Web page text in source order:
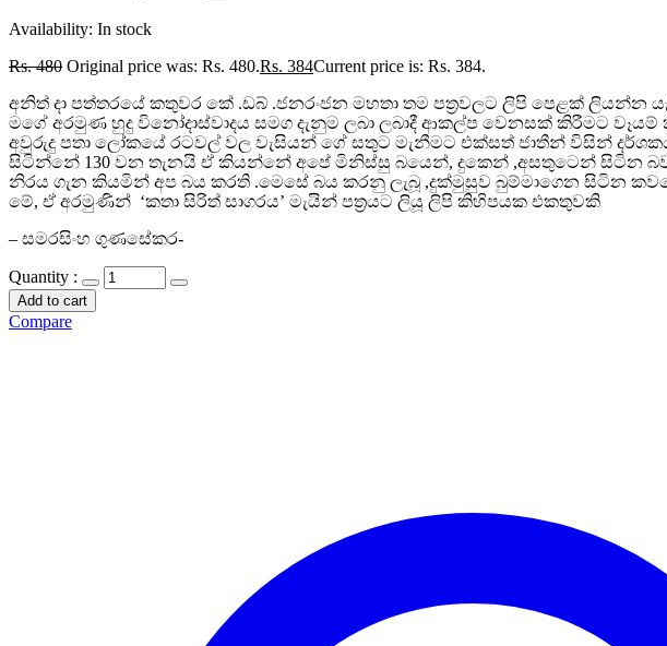
Availability: In stock
Rs.480 Original price was: Rs. 480.Rs. 384Current price is: Rs. 384.
අනිත් දා පත්තරයේ කතුවර කේ .ඩබ් .ජනරංජන මහතා තම පත්‍රවලට ලිපි පෙළක් ලියන්න
මගේ අරමුණ හුදු විනෝදාස්වාදය සමග දැනුම ලබා ලබාදී ආකල්ප වෙනසක් කිරීමට
අවුරුදු පතා ලෝකයේ රටවල් වල වැසියන් ගේ සතුට මැනීමට එක්සත් ජාතීන් විසින්
සිටින්නේ 130 වන තැනයි ඒ කියන්නේ අපේ මිනිස්සු බයෙන්, දුකෙන් ,අසතුටෙන් සිටින
නිරය ගැන කියමින් අප බය කරති .මෙසේ බය කරනු ලැබූ ,දුක්මුසුව බුම්මාගෙන සිටින
මේ, ඒ අරමුණින් ‘කතා සිරිත් සාගරය’ මැයින් පත්‍රයට ලියූ ලිපි කිහිපයක එකතුවකි
– සමරසිංහ ගුණසේකර-
Quantity :
Add to cart
Compare